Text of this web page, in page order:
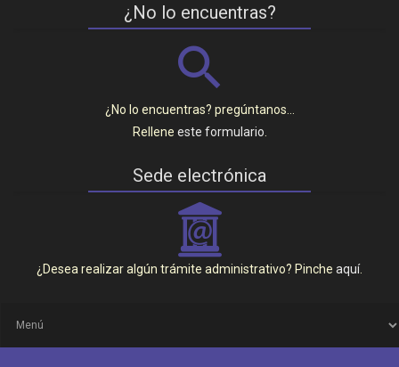
¿No lo encuentras?
¿No lo encuentras? pregúntanos…
Rellene este formulario
Sede electrónica
_
¿Desea realizar algún trámite administrativo? Pinche aquí.